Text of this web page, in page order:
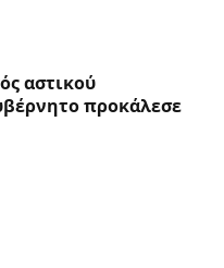
αστικού
προκάλεσε